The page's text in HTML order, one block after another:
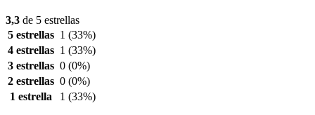
3,3 de 5 estrellas
5 estrellas 1 (33%)
4 estrellas 1 (33%)
3 estrellas 0 (0%)
2 estrellas 0 (0%)
1 estrella
1 (33%)